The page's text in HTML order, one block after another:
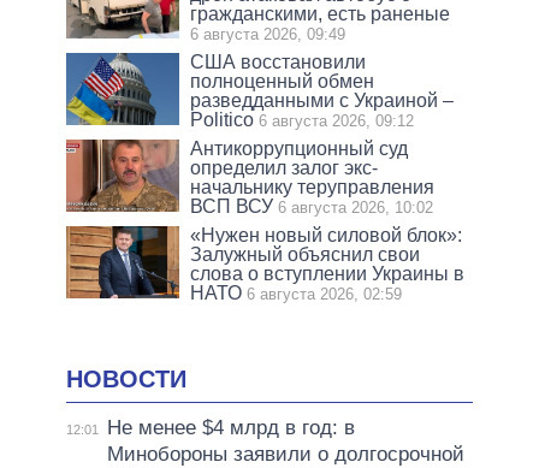
гражданскими, есть раненые
6 августа 2026, 09:49
США восстановили
полноценный обмен
разведданными с Украиной –
Politico 6 августа 2026, 09:12
Антикоррупционный суд
определил залог экс-
начальнику теруправления
ВСП ВСУ 6 августа 2026, 10:02
«Нужен новый силовой блок»:
Залужный объяснил свои
слова о вступлении Украины в
НАТО 6 августа 2026, 02:59
НОВОСТИ
12:01
Не менее $4 млрд в год: в
Минобороны заявили о долгосрочной